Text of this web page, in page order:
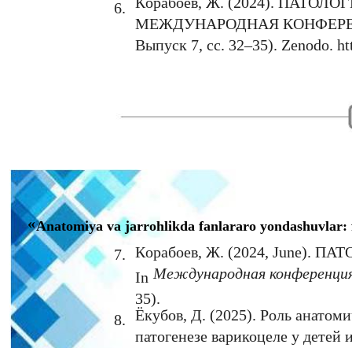
6.
МЕЖДУНАРОДНАЯ
Выпуск 7, сс. 32–35). Zenodo.
«Anatomiya va jarrohlikda fanlararo
7. Кoрабоев, Ж. (2024, June).
In Международная
35).
8. Ёкубов, Д. (2025). Роль
патогенезе варикоцеле у